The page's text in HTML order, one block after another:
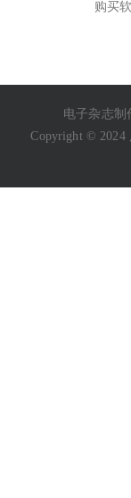
购买
电子杂志制
Copyright © 2024